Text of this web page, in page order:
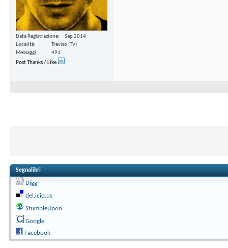
Data Registrazione
Sep 2014
Località
Treviso (TV)
Messaggi
491
Post Thanks / Like
Segnalibri
Digg
del.icio.us
StumbleUpon
Google
Facebook